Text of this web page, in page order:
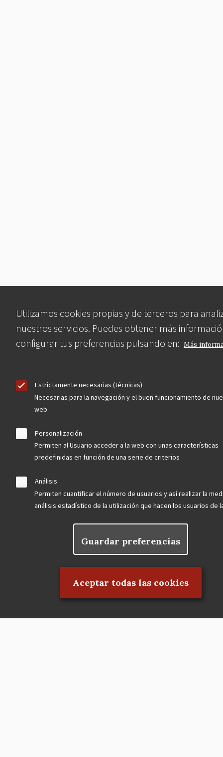
Utilizamos cookies propias y de terceros para
nuestros servicios. Puedes obtener más
configurar tus preferencias pulsando en: Más
Estrictamente necesarias (técnicas)
Necesarias para la navegación y el buen funcionamiento de
web
Personalización
Permiten al Usuario acceder a la web con unas características
predefinidas en función de una serie de criterios
Análisis
Permiten cuantificar el número de usuarios y así realizar la
análisis estadístico de la utilización que hacen los usuarios de
Guardar preferencias
Aceptar todas las cookies
Histórico, Artístico, Cultural, Social y
Natural de la Comunidad de Madrid
Footer
convocatorias